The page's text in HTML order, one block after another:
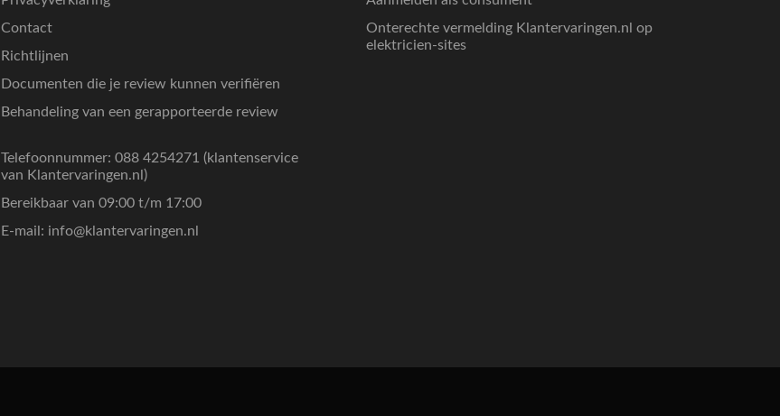
Contact
Richtlijnen
Documenten die je review kunnen verifiëren
Behandeling van een gerapporteerde review
Telefoonnummer: 088 4254271 (klantenservice
van Klantervaringen.nl)
Bereikbaar van 09:00 t/m 17:00
E-mail: info@klantervaringen.nl
Onterechte vermelding Klantervaringen.nl op
elektricien-sites